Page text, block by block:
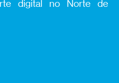
digital no Norte de